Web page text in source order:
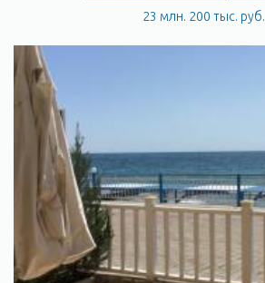
23 млн. 200 тыс. руб.